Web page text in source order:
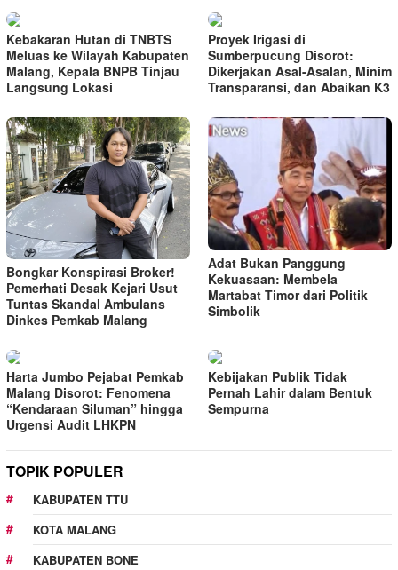
Kebakaran Hutan di TNBTS
Meluas ke Wilayah Kabupaten
Malang, Kepala BNPB Tinjau
Langsung Lokasi
Proyek Irigasi di
Sumberpucung Disorot:
Dikerjakan Asal-Asalan, Minim
Transparansi, dan Abaikan K3
Bongkar Konspirasi Broker!
Pemerhati Desak Kejari Usut
Tuntas Skandal Ambulans
Dinkes Pemkab Malang
Adat Bukan Panggung
Kekuasaan: Membela
Martabat Timor dari Politik
Simbolik
Harta Jumbo Pejabat Pemkab
Malang Disorot: Fenomena
“Kendaraan Siluman” hingga
Urgensi Audit LHKPN
Kebijakan Publik Tidak
Pernah Lahir dalam Bentuk
Sempurna
TOPIK POPULER
KABUPATEN TTU
KOTA MALANG
KABUPATEN BONE